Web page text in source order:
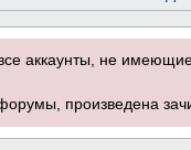
аккаунты, не
произведена